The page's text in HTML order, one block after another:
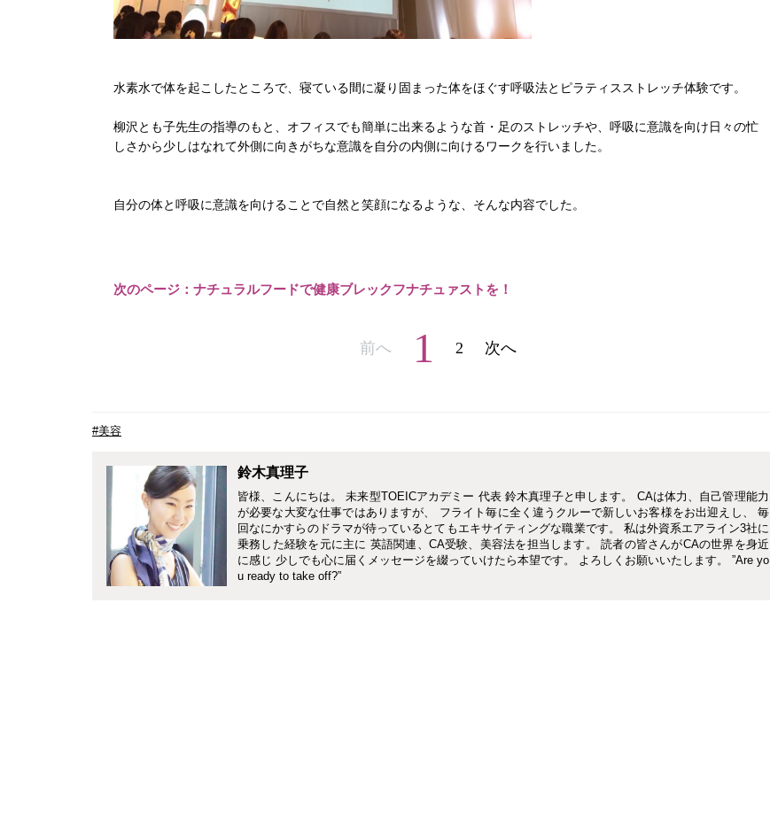
水素水で体を起こしたところで、寝ている間に凝り固まった体をほぐす呼吸法とピラティスストレッチ体験です。
柳沢とも子先生の指導のもと、オフィスでも簡単に出来るような首・足のストレッチや、呼吸に意識を向け日々の忙
しさから少しはなれて外側に向きがちな意識を自分の内側に向けるワークを行いました。
自分の体と呼吸に意識を向けることで自然と笑顔になるような、そんな内容でした。
次のページ：ナチュラルフードで健康ブレックフナチュァストを！
前へ 1 2 次へ
#美容
鈴木真理子
皆様、こんにちは。 未来型TOEICアカデミー 代表 鈴木真理子と申します。 CAは体力、自己管理能力
が必要な大変な仕事ではありますが、 フライト毎に全く違うクルーで新しいお客様をお出迎えし、 毎
回なにかすらのドラマが待っているとてもエキサイティングな職業です。 私は外資系エアライン3社に
乗務した経験を元に主に 英語関連、CA受験、美容法を担当します。 読者の皆さんがCAの世界を身近
に感じ 少しでも心に届くメッセージを綴っていけたら本望です。 よろしくお願いいたします。 ”Are yo
u ready to take off?”